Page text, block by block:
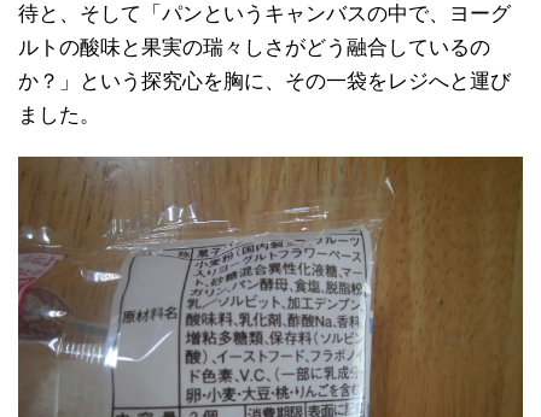
待と、そして「パンというキャンバスの中で、ヨーグ
ルトの酸味と果実の瑞々しさがどう融合しているの
か？」という探究心を胸に、その一袋をレジへと運び
ました。